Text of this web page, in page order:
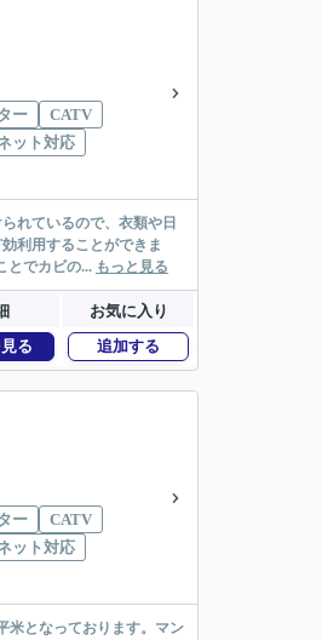
ー
CATV
ット対応
れているので、衣類や日
利用することができま
とでカビの... もっと見る
お気に入り
る 追加する
ー
CATV
ット対応
米となっております。マン